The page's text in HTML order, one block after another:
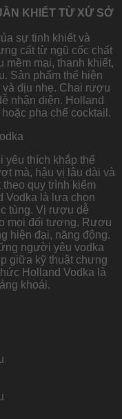
KHIẾT TỪ XỨ SỞ
sự tinh khiết và
cất từ ngũ cốc chất
mại, thanh khiết,
Sản phẩm thể hiện
dịu nhẹ. Chai rượu
nhận diện. Holland
pha chế cocktail.
thích khắp thế
mà, hậu vị lâu dài và
quy trình kiểm
Vodka là lựa chọn
tùng. Vị rượu dễ
mọi đối tượng. Rượu
hiện đại, năng động.
người yêu vodka
giữa kỹ thuật chưng
Holland Vodka là
khoái.